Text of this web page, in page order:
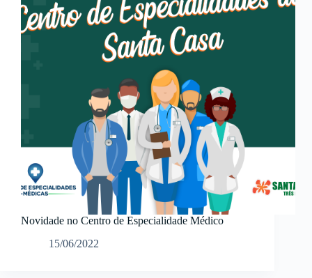
Novidade no Centro de Especialidade Médico
15/06/2022